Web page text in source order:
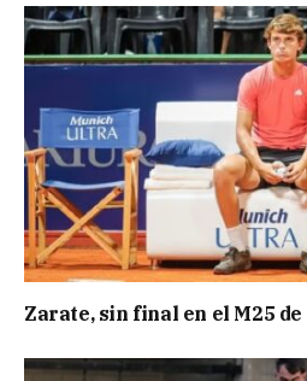
Zarate, sin final en el M25